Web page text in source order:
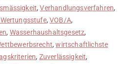
,Verhandlungsverfahren,
,VOB/A,
, Wasserhaushaltsgesetz,
,wirtschaftlichste
, Zuverlässigkeit,